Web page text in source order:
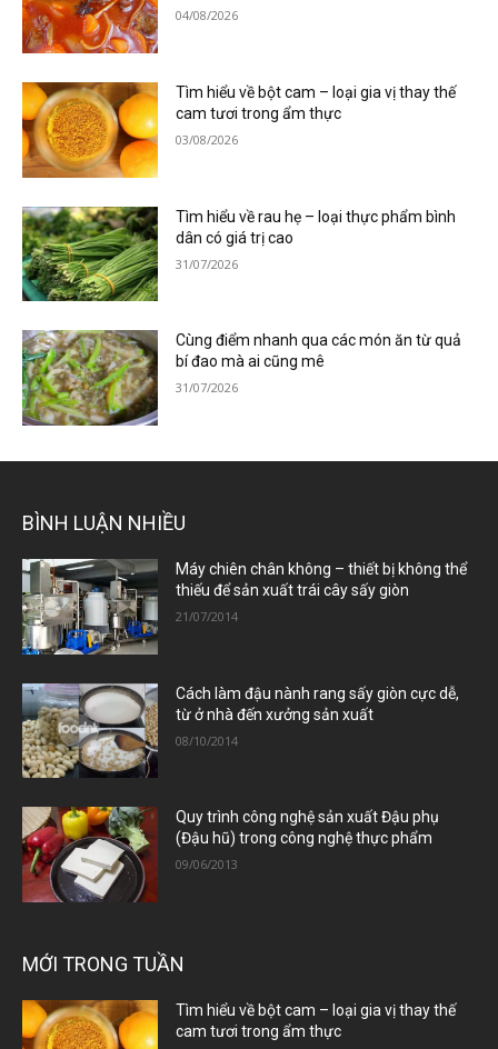
04/08/2026
Tìm hiểu về bột cam – loại gia vị thay thế
cam tươi trong ẩm thực
03/08/2026
Tìm hiểu về rau hẹ – loại thực phẩm bình
dân có giá trị cao
31/07/2026
Cùng điểm nhanh qua các món ăn từ quả
bí đao mà ai cũng mê
31/07/2026
BÌNH LUẬN NHIỀU
Máy chiên chân không – thiết bị không thể
thiếu để sản xuất trái cây sấy giòn
21/07/2014
Cách làm đậu nành rang sấy giòn cực dễ,
từ ở nhà đến xưởng sản xuất
08/10/2014
Quy trình công nghệ sản xuất Đậu phụ
(Đậu hũ) trong công nghệ thực phẩm
09/06/2013
MỚI TRONG TUẦN
Tìm hiểu về bột cam – loại gia vị thay thế
cam tươi trong ẩm thực